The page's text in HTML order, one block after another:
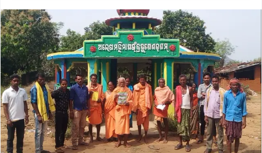
Argus Chalo Dekhein Apna Desh